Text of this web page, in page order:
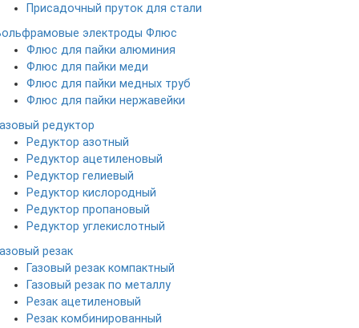
Присадочный пруток для стали
электроды Флюс
Флюс для пайки алюминия
Флюс для пайки меди
Флюс для пайки медных труб
Флюс для пайки нержавейки
редуктор
Редуктор азотный
Редуктор ацетиленовый
Редуктор гелиевый
Редуктор кислородный
Редуктор пропановый
Редуктор углекислотный
резак
Газовый резак компактный
Газовый резак по металлу
Резак ацетиленовый
Резак комбинированный